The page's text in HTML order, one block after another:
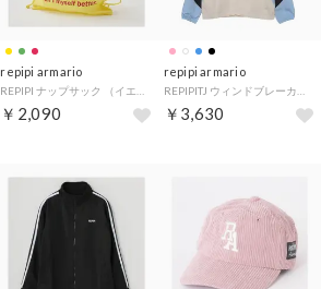
repipi armario
￥2,090
repipi armario
￥3,630